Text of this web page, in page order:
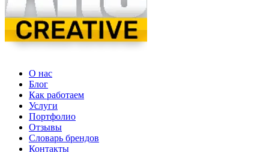
О нас
Блог
Как работаем
Услуги
Портфолио
Отзывы
Словарь брендов
Контакты